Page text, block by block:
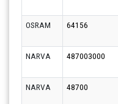
OSRAM
64156
NARVA
487003000
NARVA 48700